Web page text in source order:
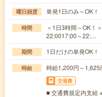
曜日頻度 単発1日のみ～OK！
時間
＜1日3時間～OK
22:0017:00～22:…
期間 1日だけの単発OK
時給 時給1,200円～1,625
交通費
■ 交通費規定内支給